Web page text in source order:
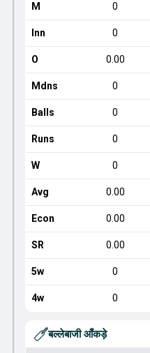
M 0
Inn 0
O 0.00
Mdns 0
Balls 0
Runs 0
W 0
Avg 0.00
Econ 0.00
SR 0.00
5w 0
4w 0
बल्लेबाजी आँकड़े